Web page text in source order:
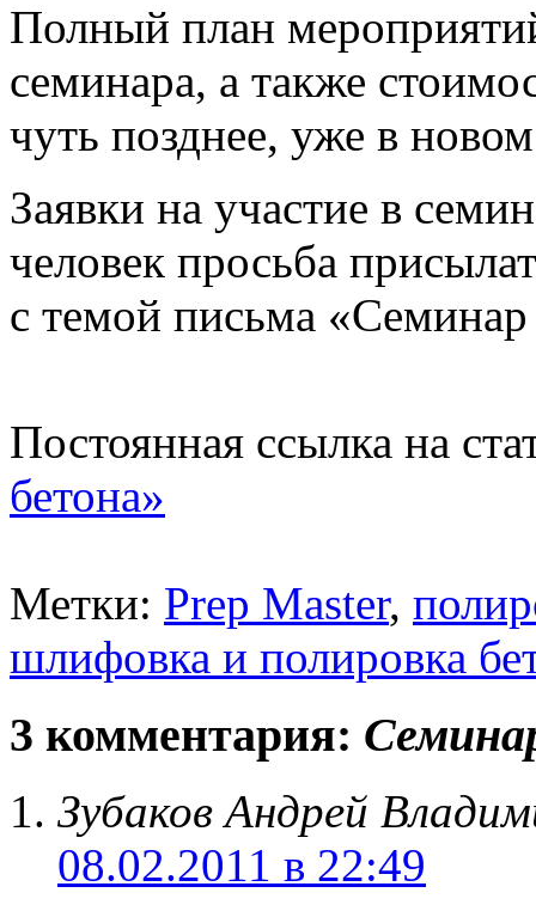
Полный план
семинара, а также
чуть позднее, уже в
Заявки на участие в
человек просьба
с темой письма
Постоянная ссылка на
бетона»
Метки: Prep Master,
шлифовка и полировка
3 комментария:
Зубаков Андрей
08.02.2011 в 22:49